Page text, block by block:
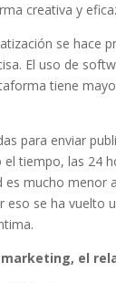
creativa y
se hace
El uso de
tiene
para enviar
tiempo, las 24
mucho
eso se ha
marketing, el